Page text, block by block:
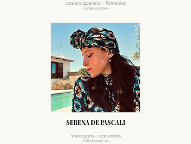
camera operator - filmmaker
- collaboratore -
SERENA DE PASCALI
scenografa - costumista
- collaboratrice -